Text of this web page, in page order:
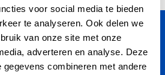
voor social media te bieden
te analyseren. Ook delen we
van onze site met onze
adverteren en analyse. Deze
gegevens combineren met andere
creaties
je bestelling in heel Nederland,